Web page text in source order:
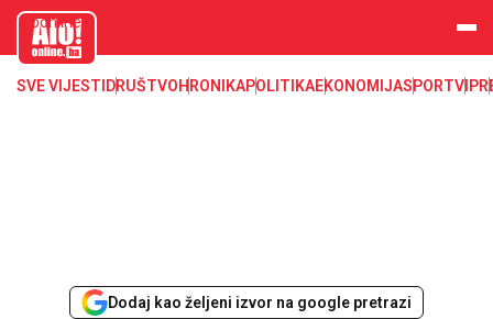
aloonline.b
SVE VIJESTI DRUŠTVOHRONIKAPOLITIKAEKONOMIJASPORTVIP
Dodaj kao željeni izvor na google pretrazi